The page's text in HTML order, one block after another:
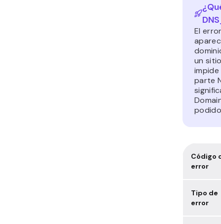
El
un
impide
parte
Código
error
Tipo de
error